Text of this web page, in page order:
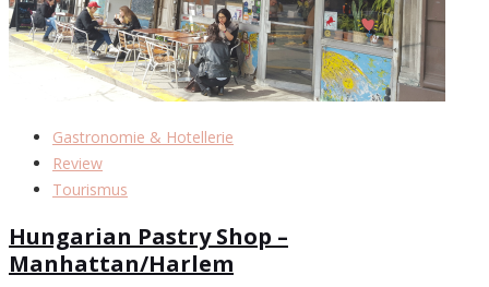
Gastronomie & Hotellerie
Review
Tourismus
Hungarian Pastry Shop –
Manhattan/Harlem